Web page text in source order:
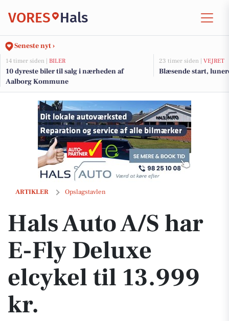
VORES Hals
Seneste nyt ›
14 timer siden | BILER
10 dyreste biler til salg i nærheden af
Aalborg Kommune
23 timer siden | VEJRET
Blæsende start,
ARTIKLER Opslagstavlen
Hals Auto A/S har E-Fly Deluxe elcykel til 13.999 kr.
Hals Auto A/S har
E-Fly Deluxe
elcykel til 13.999
kr.